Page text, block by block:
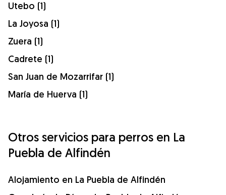
Utebo (1)
La Joyosa (1)
Zuera (1)
Cadrete (1)
San Juan de Mozarrifar (1)
María de Huerva (1)
Otros servicios para perros en La
Puebla de Alfindén
Alojamiento en La Puebla de Alfindén